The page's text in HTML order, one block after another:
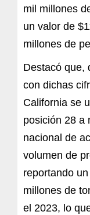
mil millones
un valor de
millones de
Destacó que,
con dichas
California se
posición 28 a
nacional de
volumen de
reportando
millones de
el 2023, lo